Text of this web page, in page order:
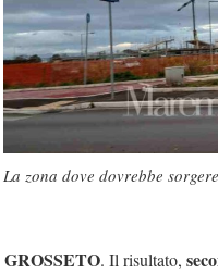
La zona dove dovrebbe
GROSSETO. Il risultato,